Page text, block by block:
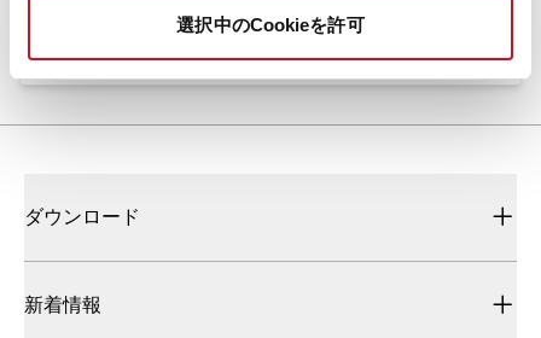
選択中のCookieを許可
ダウンロード
新着情報